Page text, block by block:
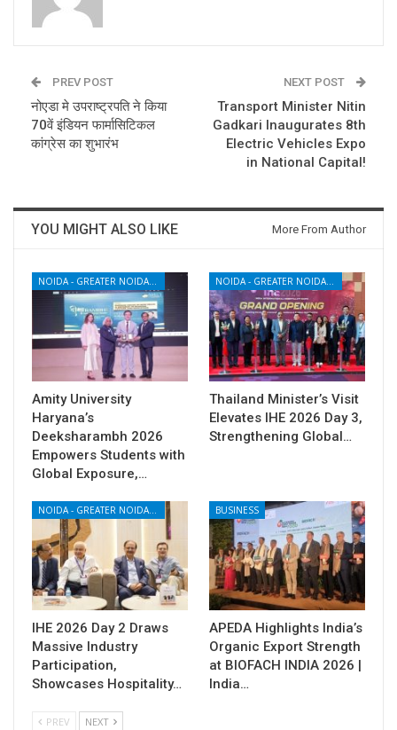
PREV POST
नोएडा मे उपराष्ट्रपति ने किया
70वें इंडियन फार्मासिटिकल
कांग्रेस का शुभारंभ
NEXT POST
Transport Minister Nitin
Gadkari Inaugurates 8th
Electric Vehicles Expo
in National Capital!
YOU MIGHT ALSO LIKE More From Author
NOIDA - GREATER NOIDA - YAMUNA EXPRESSWAY
Amity University
Haryana’s
Deeksharambh 2026
Empowers Students with
Global Exposure,…
NOIDA - GREATER NOIDA - YAMUNA EXPRESSWAY
Thailand Minister’s Visit
Elevates IHE 2026 Day 3,
Strengthening Global…
NOIDA - GREATER NOIDA - YAMUNA EXPRESSWAY
IHE 2026 Day 2 Draws
Massive Industry
Participation,
Showcases Hospitality…
BUSINESS
APEDA Highlights India’s
Organic Export Strength
at BIOFACH INDIA 2026 |
India…
PREV NEXT